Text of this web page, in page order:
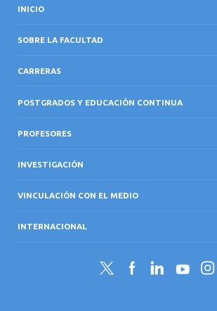
INICIO
SOBRE LA FACULTAD
CARRERAS
POSTGRADOS Y EDUCACIÓN CONTINUA
PROFESORES
INVESTIGACIÓN
VINCULACIÓN CON EL MEDIO
INTERNACIONAL
Twitter FacebookLinkedInYouTube